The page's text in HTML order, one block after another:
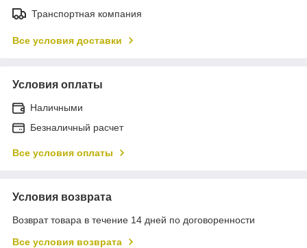
Транспортная компания
Все условия доставки
Условия оплаты
Наличными
Безналичный расчет
Все условия оплаты
Условия возврата
Возврат товара в течение 14 дней по договоренности
Все условия возврата